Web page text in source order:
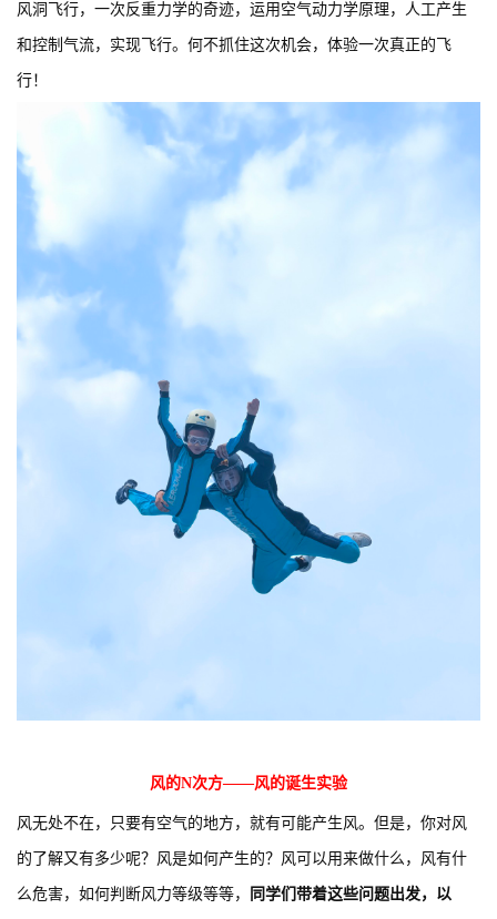
风洞飞行，一次反重力学的奇迹，运用空气动力学原理，人工产生
和控制气流，实现飞行。何不抓住这次机会，体验一次真正的飞
行！
风的N次方——风的诞生实验
风无处不在，只要有空气的地方，就有可能产生风。但是，你对风
的了解又有多少呢？风是如何产生的？风可以用来做什么，风有什
么危害，如何判断风力等级等等， 同学们带着这些问题出发，以